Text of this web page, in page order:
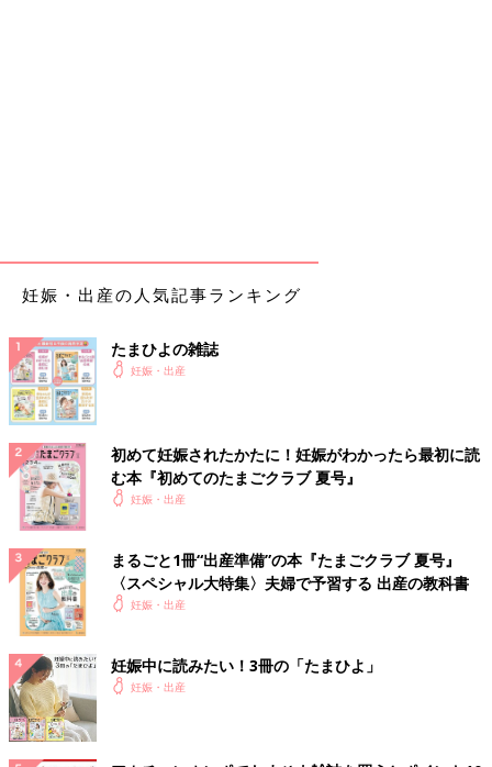
妊娠・出産の人気記事ランキング
たまひよの雑誌
妊娠・出産
初めて妊娠されたかたに！妊娠がわかったら最初に読
む本『初めてのたまごクラブ 夏号』
妊娠・出産
まるごと1冊“出産準備”の本『たまごクラブ 夏号』
〈スペシャル大特集〉夫婦で予習する 出産の教科書
妊娠・出産
妊娠中に読みたい！3冊の「たまひよ」
妊娠・出産